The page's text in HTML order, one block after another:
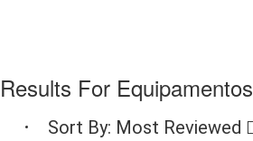
Results For Equipamentos
Sort By: Most Reviewed